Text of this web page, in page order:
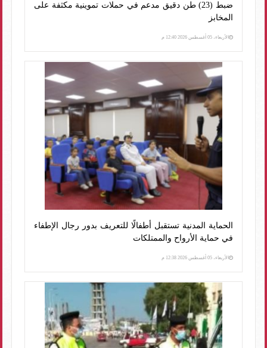
ضبط (23) طن دقيق مدعم في حملات تموينية مكثفة على
المخابز
الأربعاء، 05 أغسطس 2026 12:40 م
الحماية المدنية تستقبل أطفالًا للتعريف بدور رجال الإطفاء
في حماية الأرواح والممتلكات
الأربعاء، 05 أغسطس 2026 12:38 م